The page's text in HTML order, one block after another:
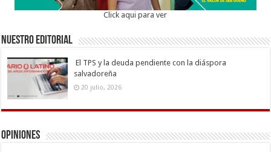
Click aqui para ver
Nuestro Editorial
El TPS y la deuda pendiente con la diáspora
salvadoreña
20 julio, 2026
Opiniones